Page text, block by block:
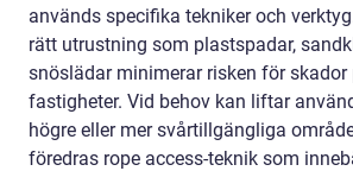
används specifika tekniker och
rätt utrustning som plastspadar,
snöslädar minimerar risken för skador
fastigheter. Vid behov kan liftar
högre eller mer svårtillgängliga
föredras rope access-teknik som